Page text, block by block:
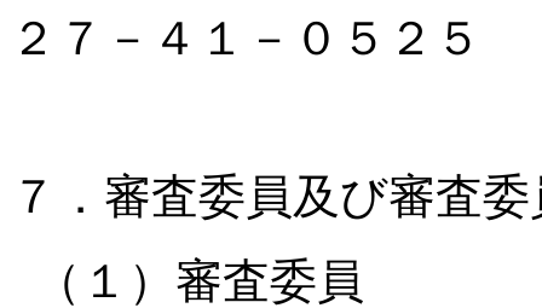
２７－４１－０５２５
７．審査委員及び審査
（１）審査委員